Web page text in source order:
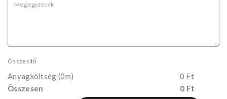
Összesítő
Anyagköltség (0m)
0 Ft
Összesen
0 Ft